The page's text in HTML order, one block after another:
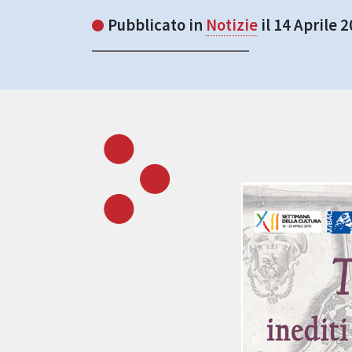
Pubblicato in Notizie il 14 Aprile